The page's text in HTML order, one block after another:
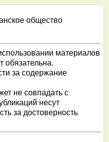
общество
материалов
обязательна.
за содержание
не совпадать с
несут
за достоверность